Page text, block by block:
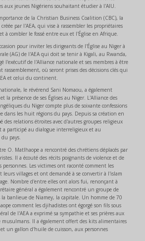
aux jeunes Nigériens souhaitant étudier à l'AIU.
de la Christian Business Coalition (CBC), la
par l'AEA, qui vise à rassembler les propriétaires
à combler le fossé entre eux et l'Église en Afrique.
pour inviter les dirigeants de l'Église au Niger à
(AG) de l'AEA qui doit se tenir à Kigali, au Rwanda,
l'exécutif de l'Alliance nationale et ses membres à être
rassemblement, où seront prises des décisions clés qui
et celui du continent.
le révérend Sani Nomaou, a également
la présence de ses Églises au Niger. L'Alliance des
du Niger compte plus de soixante confessions
dans les huit régions du pays. Depuis sa création en
des relations étroites avec d'autres groupes religieux
a participé au dialogue interreligieux et au
pays.
O. Matlhaope a rencontré des chrétiens déplacés par
Il a écouté des récits poignants de violence et de
personnes. Les victimes ont raconté comment les
leurs villages et ont demandé à se convertir à l'islam
Nombre d'entre elles ont alors fui, renonçant à
général a également rencontré un groupe de
la banlieue de Niamey, la capitale. Un homme de 70
comment les djihadistes ont égorgé son fils sous
de l'AEA a exprimé sa sympathie et ses prières aux
musulmans. Il a également offert des kits alimentaires
un gallon d'huile de cuisson, aux personnes